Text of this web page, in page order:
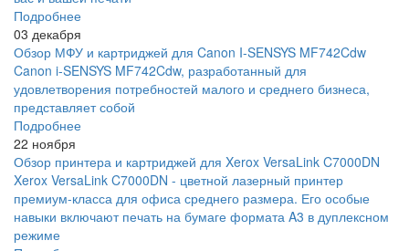
Подробнее
03 декабря
Обзор МФУ и картриджей для Canon I-SENSYS MF742Cdw
Canon i-SENSYS MF742Cdw, разработанный для
удовлетворения потребностей малого и среднего бизнеса,
представляет собой
Подробнее
22 ноября
Обзор принтера и картриджей для Xerox VersaLink C7000DN
Xerox VersaLink C7000DN - цветной лазерный принтер
премиум-класса для офиса среднего размера. Его особые
навыки включают печать на бумаге формата A3 в дуплексном
режиме